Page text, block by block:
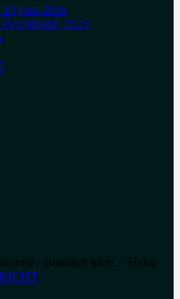
14 juin 2026
2025
· Budokaï Metz – Haku